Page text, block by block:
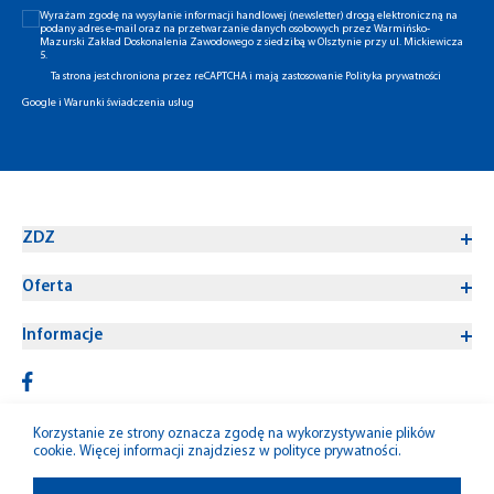
Korzystanie ze strony oznacza zgodę na wykorzystywanie plików
cookie. Więcej informacji znajdziesz w polityce prywatności.
Wyrażam zgodę na wysyłanie informacji handlowej (newsletter) drogą elektroniczną na
podany adres e-mail oraz na przetwarzanie danych osobowych przez Warmińsko-
Mazurski Zakład Doskonalenia Zawodowego z siedzibą w Olsztynie przy ul. Mickiewicza
5.
Ta strona jest chroniona przez reCAPTCHA i mają zastosowanie Polityka prywatności
Googlei Warunki świadczenia usług
ZDZ
Oferta
Informacje